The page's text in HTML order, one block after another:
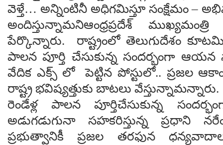
వెళ్తే… అన్నింటినీ అధిగమిస్తూ సంక్షేమం –
అందిస్తున్నామనిఆంధ్రప్రదేశ్
పేర్కొన్నారు. రాష్ట్రంలో తెలుగుదేశం కూటమి
పాలన పూర్తి చేసుకున్న సందర్భంగా
వేదిక ఎక్స్ లో పెట్టిన పోస్టులో.. ప్రజల
రాష్ట్ర భవిష్యత్తుకు బాటలు వేస్తున్నామన్నారు.
రెండేళ్ల పాలన పూర్తిచేసుకున్న
అడుగడుగునా సహకరిస్తున్న ప్రధాని
ప్రభుత్వానికీ ప్రజల తరఫున